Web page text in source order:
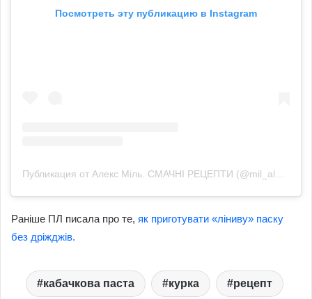
Посмотреть эту публикацию в Instagram
Раніше ПЛ писала про те, як приготувати «ліниву» паску
без дріжджів.
кабачкова паста курка рецепт